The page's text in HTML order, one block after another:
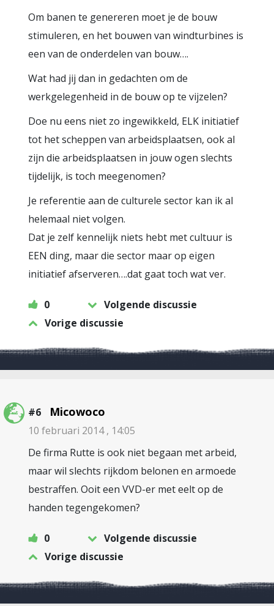
Om banen te genereren moet je de bouw
stimuleren, en het bouwen van windturbines is
een van de onderdelen van bouw….
Wat had jij dan in gedachten om de
werkgelegenheid in de bouw op te vijzelen?
Doe nu eens niet zo ingewikkeld, ELK initiatief
tot het scheppen van arbeidsplaatsen, ook al
zijn die arbeidsplaatsen in jouw ogen slechts
tijdelijk, is toch meegenomen?
Je referentie aan de culturele sector kan ik al
helemaal niet volgen.
Dat je zelf kennelijk niets hebt met cultuur is
EEN ding, maar die sector maar op eigen
initiatief afserveren….dat gaat toch wat ver.
0
Volgende discussie
Vorige discussie
#6 Micowoco
10 februari 2014 , 14:05
De firma Rutte is ook niet begaan met arbeid,
maar wil slechts rijkdom belonen en armoede
bestraffen. Ooit een VVD-er met eelt op de
handen tegengekomen?
0
Volgende discussie
Vorige discussie